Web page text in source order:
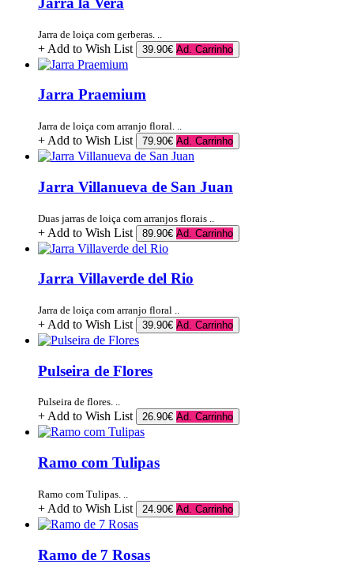
Jarra de loiça com gerberas. ..
+ Add to Wish List 39.90€ Ad. Carrinho
Jarra Praemium
Jarra de loiça com arranjo floral. ..
+ Add to Wish List 79.90€ Ad. Carrinho
Jarra Villanueva de San Juan
Duas jarras de loiça com arranjos florais ..
+ Add to Wish List 89.90€ Ad. Carrinho
Jarra Villaverde del Rio
Jarra de loiça com arranjo floral ..
+ Add to Wish List 39.90€ Ad. Carrinho
Pulseira de Flores
Pulseira de flores. ..
+ Add to Wish List 26.90€ Ad. Carrinho
Ramo com Tulipas
Ramo com Tulipas. ..
+ Add to Wish List 24.90€ Ad. Carrinho
Ramo de 7 Rosas